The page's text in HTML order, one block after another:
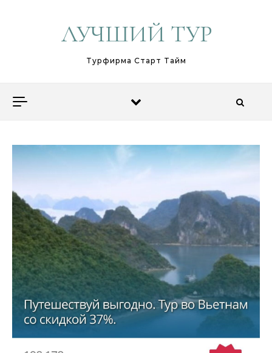
ЛУЧШИЙ ТУР
Турфирма Старт Тайм